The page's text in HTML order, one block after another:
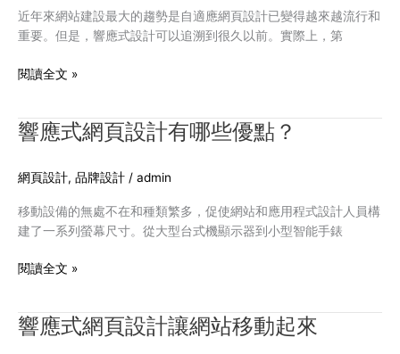
注！
近年來網站建設最大的趨勢是自適應網頁設計已變得越來越流行和
重要。但是，響應式設計可以追溯到很久以前。實際上，第
站
設
的
重
點
閱讀全文 »
響應式網頁設計有哪些優點？
網頁設計, 品牌設計 / admin
移動設備的無處不在和種類繁多，促使網站和應用程式設計人員構
建了一系列螢幕尺寸。從大型台式機顯示器到小型智能手錶
響
網
頁
設
有
優
閱讀全文 »
響應式網頁設計讓網站移動起來
響